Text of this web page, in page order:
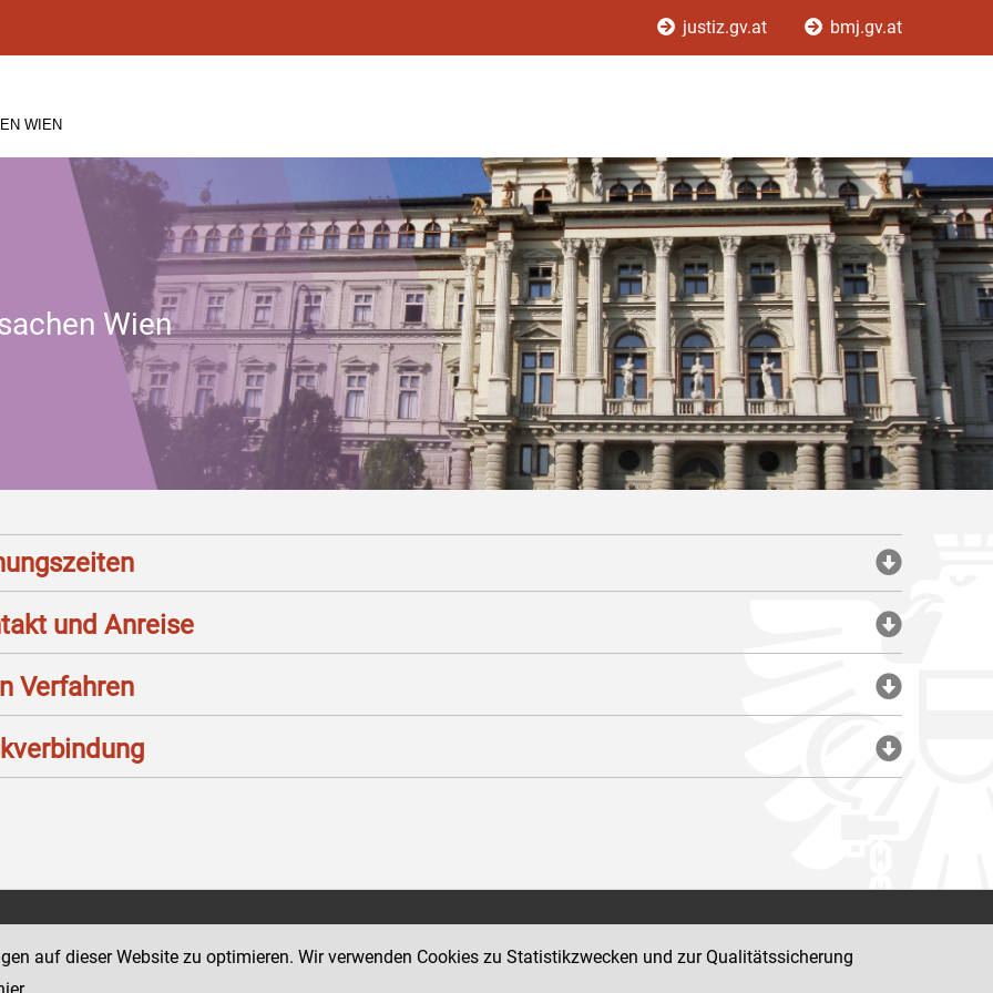
justiz.gv.at bmj.gv.at
WIEN
Wien
und Anreise
Verfahren
11
der Justiz und des BMJ
Impressum
auf dieser Website zu optimieren. Wir verwenden Cookies zu Statistikzwecken und zur Qualitätssicherung